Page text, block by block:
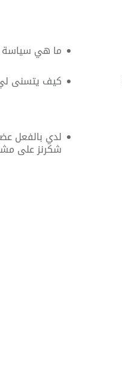
ما هي سياسة
كيف يتسنى
لدي بالفعل
شكرنز على